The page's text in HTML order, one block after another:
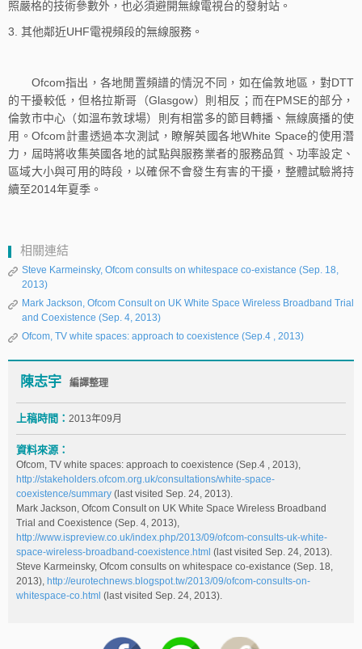
照嚴格的技術參數外，也必須避開無線電視台的發射站。
3. 其他鄰近UHF電視頻段的無線服務。
Ofcom指出，各地閒置頻譜的情況不同，如在倫敦地區，對DTT
的干擾較低，但格拉斯哥（Glasgow）則相反；而在PMSE的部分，
倫敦市中心（如溫布敦球場）則有相當多的節目轉播、無線廣播的使
用。Ofcom計畫透過本次測試，瞭解英國各地White Space的使用潛
力，屆時將收集英國各地的試點與服務業者的服務品質、功率設定、
區域大小與可用的時段，以確保不會發生有害的干擾，整體試驗將持
續至2014年夏季。
相關連結
Steve Karmeinsky, Ofcom consults on whitespace co-existance (Sep. 18,
2013)
Mark Jackson, Ofcom Consult on UK White Space Wireless Broadband Trial
and Coexistence (Sep. 4, 2013)
Ofcom, TV white spaces: approach to coexistence (Sep.4 , 2013)
陳志宇 編譯整理
上稿時間： 2013年09月
資料來源：
Ofcom, TV white spaces: approach to coexistence (Sep.4 , 2013),
http://stakeholders.ofcom.org.uk/consultations/white-space-
coexistence/summary (last visited Sep. 24, 2013).
Mark Jackson, Ofcom Consult on UK White Space Wireless Broadband
Trial and Coexistence (Sep. 4, 2013),
http://www.ispreview.co.uk/index.php/2013/09/ofcom-consults-uk-white-
space-wireless-broadband-coexistence.html (last visited Sep. 24, 2013).
Steve Karmeinsky, Ofcom consults on whitespace co-existance (Sep. 18,
2013), http://eurotechnews.blogspot.tw/2013/09/ofcom-consults-on-
whitespace-co.html (last visited Sep. 24, 2013).